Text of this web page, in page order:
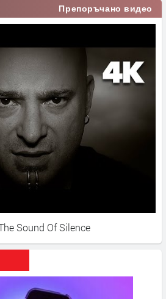
Препоръчано видео
Sound Of Silence